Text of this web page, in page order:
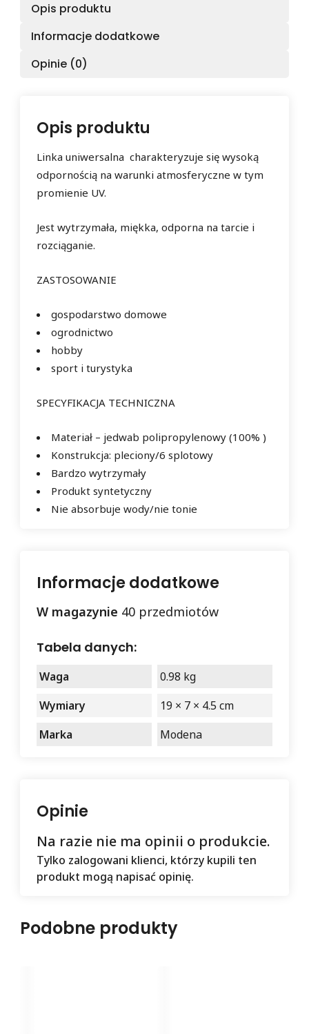
Opis produktu
Informacje dodatkowe
Opinie (0)
Opis produktu
Linka uniwersalna charakteryzuje się wysoką
odpornością na warunki atmosferyczne w tym
promienie UV.
Jest wytrzymała, miękka, odporna na tarcie i
rozciąganie.
ZASTOSOWANIE
gospodarstwo domowe
ogrodnictwo
hobby
sport i turystyka
SPECYFIKACJA TECHNICZNA
Materiał – jedwab polipropylenowy (100% )
Konstrukcja: pleciony/6 splotowy
Bardzo wytrzymały
Produkt syntetyczny
Nie absorbuje wody/nie tonie
Informacje dodatkowe
W magazynie 40 przedmiotów
Tabela danych:
Waga
0.98 kg
Wymiary
19 × 7 × 4.5 cm
Marka
Modena
Opinie
Na razie nie ma opinii o produkcie.
Tylko zalogowani klienci, którzy kupili ten
produkt mogą napisać opinię.
Podobne produkty